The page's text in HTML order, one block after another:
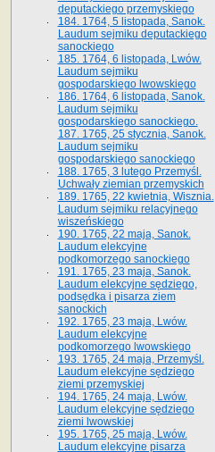
deputackiego przemyskiego
184. 1764, 5 listopada, Sanok.
Laudum sejmiku deputackiego
sanockiego
185. 1764, 6 listopada, Lwów.
Laudum sejmiku
gospodarskiego lwowskiego
186. 1764, 6 listopada, Sanok.
Laudum sejmiku
gospodarskiego sanockiego.
187. 1765, 25 stycznia, Sanok.
Laudum sejmiku
gospodarskiego sanockiego
188. 1765, 3 lutego Przemyśl.
Uchwały ziemian przemyskich
189. 1765, 22 kwietnia, Wisznia.
Laudum sejmiku relacyjnego
wiszeńskiego
190. 1765, 22 maja, Sanok.
Laudum elekcyjne
podkomorzego sanockiego
191. 1765, 23 maja, Sanok.
Laudum elekcyjne sędziego,
podsędka i pisarza ziem
sanockich
192. 1765, 23 maja, Lwów.
Laudum elekcyjne
podkomorzego lwowskiego
193. 1765, 24 maja, Przemyśl.
Laudum elekcyjne sędziego
ziemi przemyskiej
194. 1765, 24 maja, Lwów.
Laudum elekcyjne sędziego
ziemi lwowskiej
195. 1765, 25 maja, Lwów.
Laudum elekcyjne pisarza